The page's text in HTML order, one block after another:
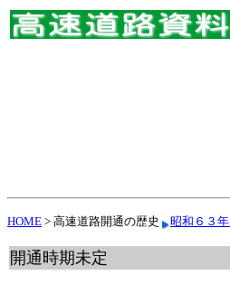
HOME > 高速道路開通の歴史 昭和６３
開通時期未定